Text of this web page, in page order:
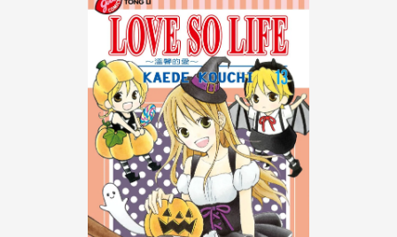
查詢
【公告】因 Readmoo 讀墨系統維護中，本站同步暫
停部分閱讀服務